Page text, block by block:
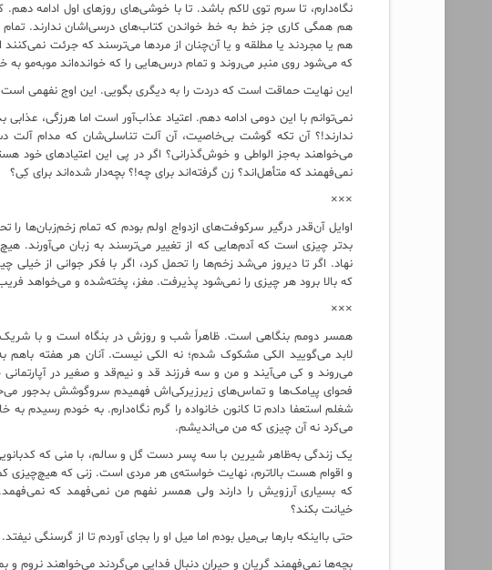
نگاه‌دارم، تا سرم توی لاکم باشد. تا با خوشی‌های روزهای اول ادامه
هم همگی کاری جز خط به خط خواندن کتاب‌های درسی‌اشان ندارند. تمام
هم یا مجردند یا مطلقه و یا آن‌چنان از مردها می‌ترسند که جرئت نمی‌کنند
که می‌شود روی منبر می‌روند و تمام درس‌هایی را که خوانده‌اند موبه‌مو به
این نهایت حماقت است که دردت را به دیگری بگویی. این اوج نفهمی است
نمی‌توانم با این دومی ادامه دهم. اعتیاد عذاب‌آور است اما هرزگی،
ندارند!؟ آن تکه گوشت بی‌خاصیت، آن آلت تناسلی‌شان که مدام
می‌خواهند به‌جز الواطی و خوش‌گذرانی؟ اگر در پی این اعتیادهای خود
نمی‌فهمند که متأهل‌اند؟ زن گرفته‌اند برای چه!؟ بچه‌دار شده‌اند برای کِی؟
×××
اوایل آن‌قدر درگیر سرکوفت‌های ازدواج اولم بودم که تمام
بدتر چیزی است که آدم‌هایی که از تغییر می‌ترسند به زبان می‌آورند.
نهاد. اگر تا دیروز می‌شد زخم‌ها را تحمل کرد، اگر با فکر جوانی از
که بالا برود هر چیزی را نمی‌شود پذیرفت. مغز، پخته‌شده و می‌خواهد
×××
همسر دومم بنگاهی است. ظاهراً شب و روزش در بنگاه است و با
لابد می‌گویید الکی مشکوک شدم؛ نه الکی نیست. آنان هر هفته
می‌روند و کی می‌آیند و من و سه فرزند قد و نیم‌قد و صغیر در آپارتمانی
فحوای پیامک‌ها و تماس‌های زیرزیرکی‌اش فهمیدم سروگوشش بدجور
شغلم استعفا دادم تا کانون خانواده را گرم نگاه‌دارم. به خودم رسیدم
می‌کرد نه آن چیزی که من می‌اندیشم.
یک زندگی به‌ظاهر شیرین با سه پسر دست گل و سالم، با منی که
و اقوام هست بالاترم، نهایت خواسته‌ی هر مردی است. زنی که هیچ‌چیزی
که بسیاری آرزویش را دارند ولی همسر نفهم من نمی‌فهمد که
خیانت بکند؟
حتی بااینکه بارها بی‌میل بودم اما میل او را بجای آوردم تا از گرسنگی نیفتد.
بچه‌ها نمی‌فهمند گریان و حیران دنبال فدایی می‌گردند می‌خواهند نروم